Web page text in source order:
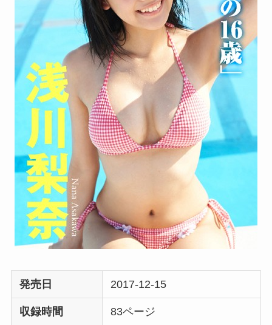
発売日 2017-12-15
収録時間 83ページ